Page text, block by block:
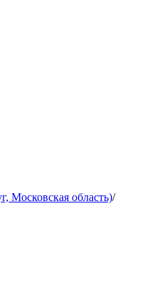
Московская область)/